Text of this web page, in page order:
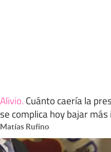
Alivio. Cuánto caería la
se complica hoy bajar
Matías Rufino